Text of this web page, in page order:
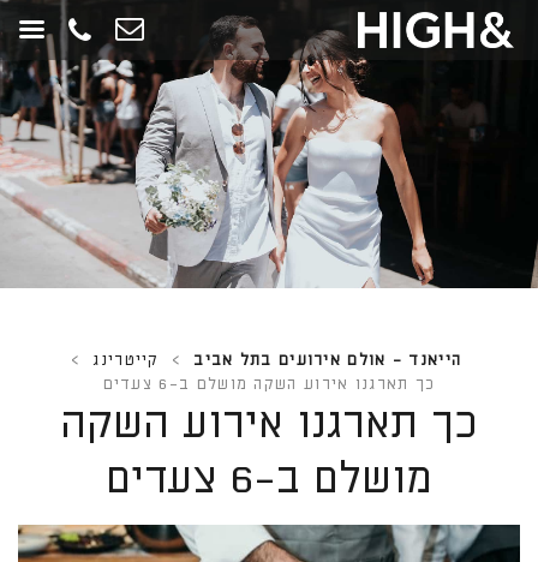
תחילתו
אינטרנט,
לאזור
תוכן
הייאנד - אולם אירועים בתל אביב > קייטרינג
>
כך תארגנו אירוע השקה מושלם ב-6 צעדים
כך תארגנו אירוע השקה
מושלם ב-6 צעדים